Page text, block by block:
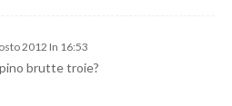
2012 In 16:53
brutte troie?